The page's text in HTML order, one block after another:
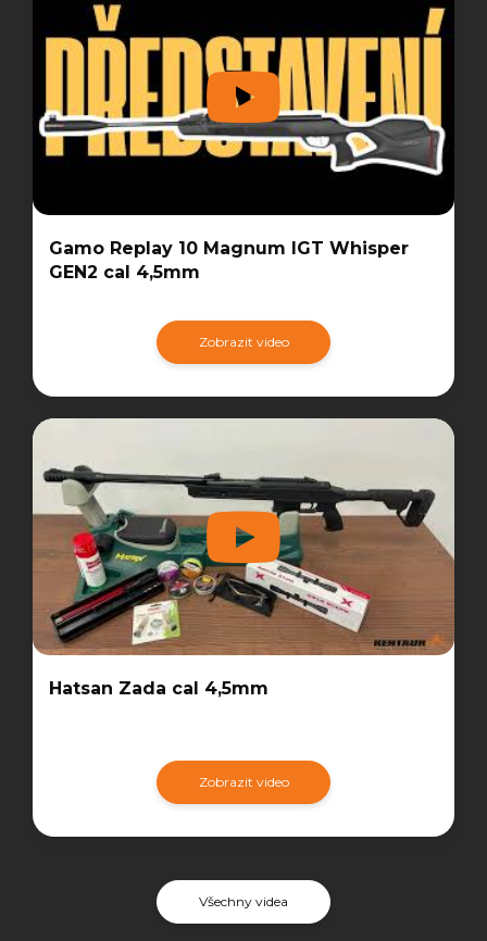
Gamo Replay 10 Magnum IGT Whisper
GEN2 cal 4,5mm
Zobrazit video
Hatsan Zada cal 4,5mm
Zobrazit video
Všechny videa